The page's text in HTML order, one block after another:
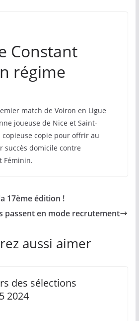
Constant
régime
match de Voiron en Ligue
joueuse de Nice et Saint-
copieuse copie pour offrir au
succès domicile contre
Féminin.
17ème édition !
passent en mode recrutement
aussi aimer
des sélections
2024